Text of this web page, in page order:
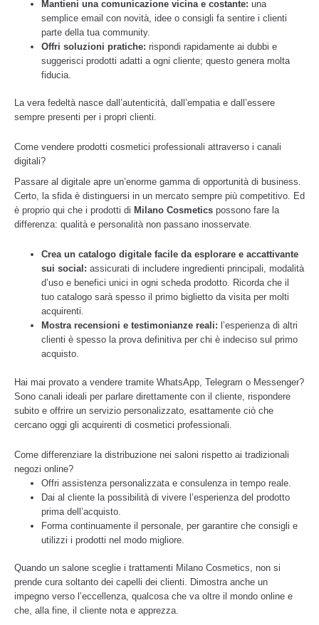
Mantieni una comunicazione vicina e costante: una
semplice email con novità, idee o consigli fa sentire i clienti
parte della tua community.
Offri soluzioni pratiche: rispondi rapidamente ai dubbi e
suggerisci prodotti adatti a ogni cliente; questo genera molta
fiducia.
La vera fedeltà nasce dall’autenticità, dall’empatia e dall’essere
sempre presenti per i propri clienti.
Come vendere prodotti cosmetici professionali attraverso i canali
digitali?
Passare al digitale apre un’enorme gamma di opportunità di business.
Certo, la sfida è distinguersi in un mercato sempre più competitivo. Ed
è proprio qui che i prodotti di Milano Cosmetics possono fare la
differenza: qualità e personalità non passano inosservate.
Crea un catalogo digitale facile da esplorare e accattivante
sui social: assicurati di includere ingredienti principali, modalità
d’uso e benefici unici in ogni scheda prodotto. Ricorda che il
tuo catalogo sarà spesso il primo biglietto da visita per molti
acquirenti.
Mostra recensioni e testimonianze reali: l’esperienza di altri
clienti è spesso la prova definitiva per chi è indeciso sul primo
acquisto.
Hai mai provato a vendere tramite WhatsApp, Telegram o Messenger?
Sono canali ideali per parlare direttamente con il cliente, rispondere
subito e offrire un servizio personalizzato, esattamente ciò che
cercano oggi gli acquirenti di cosmetici professionali.
Come differenziare la distribuzione nei saloni rispetto ai tradizionali
negozi online?
Offri assistenza personalizzata e consulenza in tempo reale.
Dai al cliente la possibilità di vivere l’esperienza del prodotto
prima dell’acquisto.
Forma continuamente il personale, per garantire che consigli e
utilizzi i prodotti nel modo migliore.
Quando un salone sceglie i trattamenti Milano Cosmetics, non si
prende cura soltanto dei capelli dei clienti. Dimostra anche un
impegno verso l’eccellenza, qualcosa che va oltre il mondo online e
che, alla fine, il cliente nota e apprezza.